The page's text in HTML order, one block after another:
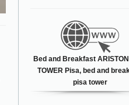
Bed and Breakfast
TOWER Pisa, bed and
pisa tower